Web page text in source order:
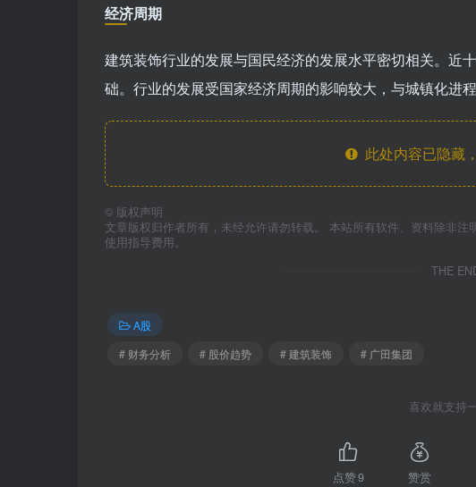
经济周期
建筑装饰行业的发展与国民经济的发展水平密切相关。近
础。行业的发展受国家经济周期的影响较大，与城镇化进
此处内容已隐藏
© 版权声明
文章版权归作者所有，未经允许请勿转载。 本站所有软件、资料除非
使用指导费用。
THE
A股
# 财务分析
# 股价趋势 # 建筑装饰 # 广田集团
喜欢就支持
点赞9 赞赏